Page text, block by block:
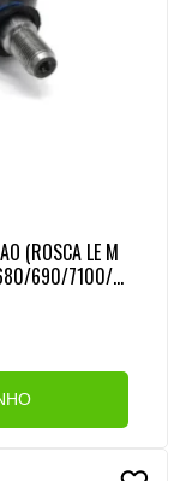
(ROSCA LE M
680/690/7100/7